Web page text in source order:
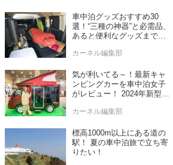
車中泊グッズおすすめ30
選！“三種の神器”と必需品、
あると便利なグッズまで車
カーネル編集部
気が利いてる～！最新キャ
ンピングカーを車中泊女子
がレビュー！ 2024年新型モ
カーネル編集部
標高1000m以上にある道の
駅！ 夏の車中泊旅で立ち寄
りたい！